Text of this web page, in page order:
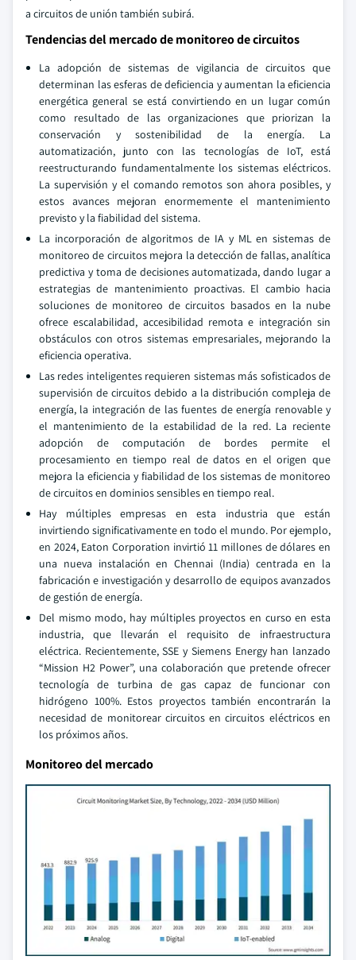
a circuitos de unión también subirá.
Tendencias del mercado de monitoreo de circuitos
La adopción de sistemas de vigilancia de circuitos que
determinan las esferas de deficiencia y aumentan la eficiencia
energética general se está convirtiendo en un lugar común
como resultado de las organizaciones que priorizan la
conservación y sostenibilidad de la energía. La
automatización, junto con las tecnologías de IoT, está
reestructurando fundamentalmente los sistemas eléctricos.
La supervisión y el comando remotos son ahora posibles, y
estos avances mejoran enormemente el mantenimiento
previsto y la fiabilidad del sistema.
La incorporación de algoritmos de IA y ML en sistemas de
monitoreo de circuitos mejora la detección de fallas, analítica
predictiva y toma de decisiones automatizada, dando lugar a
estrategias de mantenimiento proactivas. El cambio hacia
soluciones de monitoreo de circuitos basados en la nube
ofrece escalabilidad, accesibilidad remota e integración sin
obstáculos con otros sistemas empresariales, mejorando la
eficiencia operativa.
Las redes inteligentes requieren sistemas más sofisticados de
supervisión de circuitos debido a la distribución compleja de
energía, la integración de las fuentes de energía renovable y
el mantenimiento de la estabilidad de la red. La reciente
adopción de computación de bordes permite el
procesamiento en tiempo real de datos en el origen que
mejora la eficiencia y fiabilidad de los sistemas de monitoreo
de circuitos en dominios sensibles en tiempo real.
Hay múltiples empresas en esta industria que están
invirtiendo significativamente en todo el mundo. Por ejemplo,
en 2024, Eaton Corporation invirtió 11 millones de dólares en
una nueva instalación en Chennai (India) centrada en la
fabricación e investigación y desarrollo de equipos avanzados
de gestión de energía.
Del mismo modo, hay múltiples proyectos en curso en esta
industria, que llevarán el requisito de infraestructura
eléctrica. Recientemente, SSE y Siemens Energy han lanzado
“Mission H2 Power”, una colaboración que pretende ofrecer
tecnología de turbina de gas capaz de funcionar con
hidrógeno 100%. Estos proyectos también encontrarán la
necesidad de monitorear circuitos en circuitos eléctricos en
los próximos años.
Monitoreo del mercado